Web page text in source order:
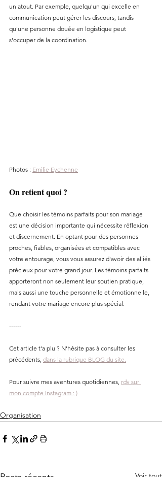
un atout. Par exemple, quelqu'un qui excelle en
communication peut gérer les discours, tandis
qu'une personne douée en logistique peut
s'occuper de la coordination.
Photos : Emilie Eychenne
On retient quoi ?
Que choisir les témoins parfaits pour son mariage
est une décision importante qui nécessite réflexion
et discernement. En optant pour des personnes
proches, fiables, organisées et compatibles avec
votre entourage, vous vous assurez d'avoir des alliés
précieux pour votre grand jour. Les témoins parfaits
apporteront non seulement leur soutien pratique,
mais aussi une touche personnelle et émotionnelle,
rendant votre mariage encore plus spécial.
------
Cet article t'a plu ? N'hésite pas à consulter les
précédents, dans la rubrique BLOG du site.
Pour suivre mes aventures quotidiennes, rdv sur
mon compte Instagram : )
Organisation